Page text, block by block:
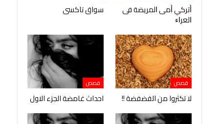
ﺃﺗﺮﻛﻲ ﺃﻣﻰ ﺍﻟﻤﺮﻳﻀﺔ ﻓﻰ
ﺍﻟﻌﺮﺍﺀ
سواق تاكسى
قصص
لا تكثروا من الفضفضة !!
قصص
احداث غامضة الجزء الاول